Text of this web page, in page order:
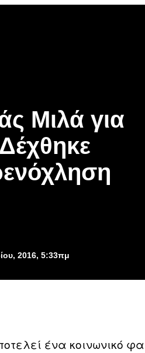
Μιλά για
2016, 5:33πμ
ένα κοινωνικό